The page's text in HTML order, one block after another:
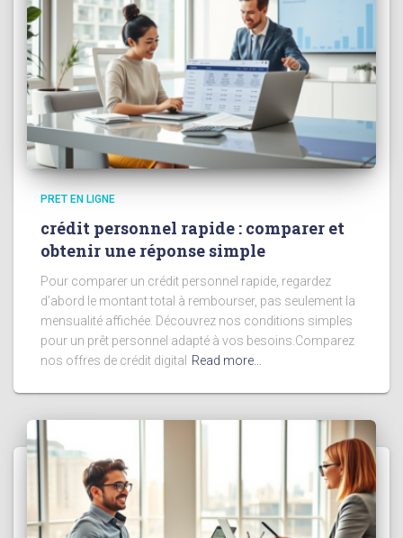
PRET EN LIGNE
crédit personnel rapide : comparer et
obtenir une réponse simple
Pour comparer un crédit personnel rapide, regardez
d’abord le montant total à rembourser, pas seulement la
mensualité affichée. Découvrez nos conditions simples
pour un prêt personnel adapté à vos besoins.Comparez
nos offres de crédit digital
Read more…